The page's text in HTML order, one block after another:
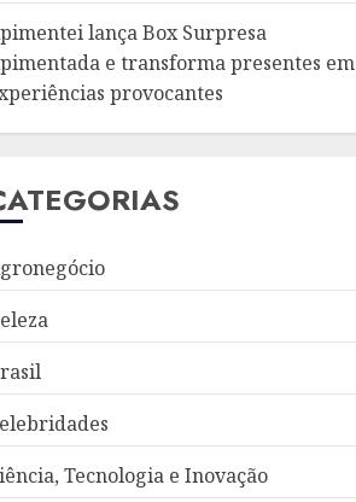
lança Box Surpresa
e transforma presentes em
provocantes
Tecnologia e Inovação